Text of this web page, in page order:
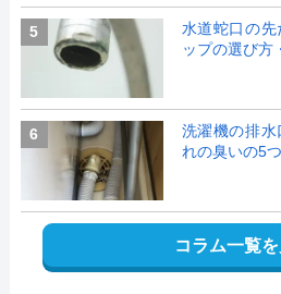
5
水道蛇口の
ップの選び方
6
洗濯機の排
れの臭いの5
コラム一覧